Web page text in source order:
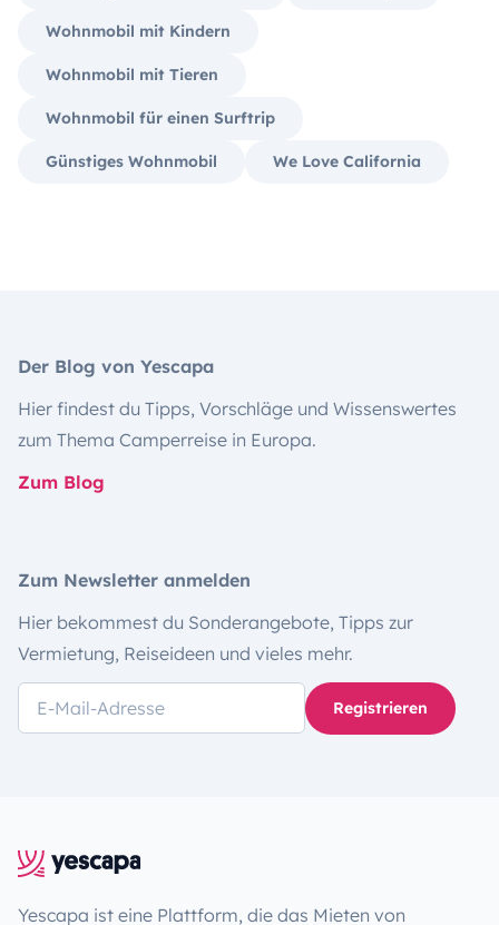
Wohnmobil mit Kindern
Wohnmobil mit Tieren
Wohnmobil für einen Surftrip
Günstiges Wohnmobil We Love California
Der Blog von Yescapa
Hier findest du Tipps, Vorschläge und Wissenswertes
zum Thema Camperreise in Europa.
Zum Blog
Zum Newsletter anmelden
Hier bekommest du Sonderangebote, Tipps zur
Vermietung, Reiseideen und vieles mehr.
Registrieren
Yescapa ist eine Plattform, die das Mieten von